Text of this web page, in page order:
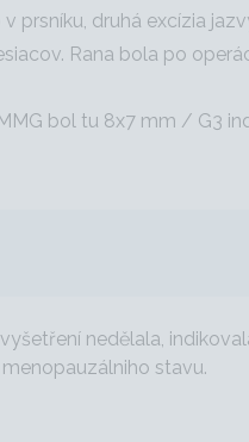
prsníku, druhá excízia
Rana bola po
bol tu 8x7 mm / G3
nedělala,
stavu.